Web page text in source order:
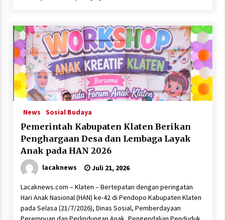
News Sosial Budaya
Pemerintah Kabupaten Klaten Berikan
Penghargaan Desa dan Lembaga Layak
Anak pada HAN 2026
lacaknews Juli 21, 2026
Lacaknews.com – Klaten – Bertepatan dengan peringatan
Hari Anak Nasional (HAN) ke-42 di Pendopo Kabupaten Klaten
pada Selasa (21/7/2026), Dinas Sosial, Pemberdayaan